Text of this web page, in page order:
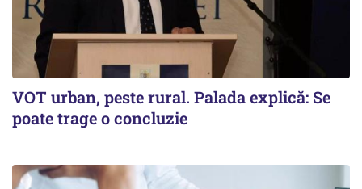
VOT urban, peste rural. Palada explică: Se
poate trage o concluzie